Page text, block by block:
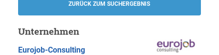
ZURÜCK ZUM SUCHERGEBNIS
Unternehmen
Eurojob-Consulting